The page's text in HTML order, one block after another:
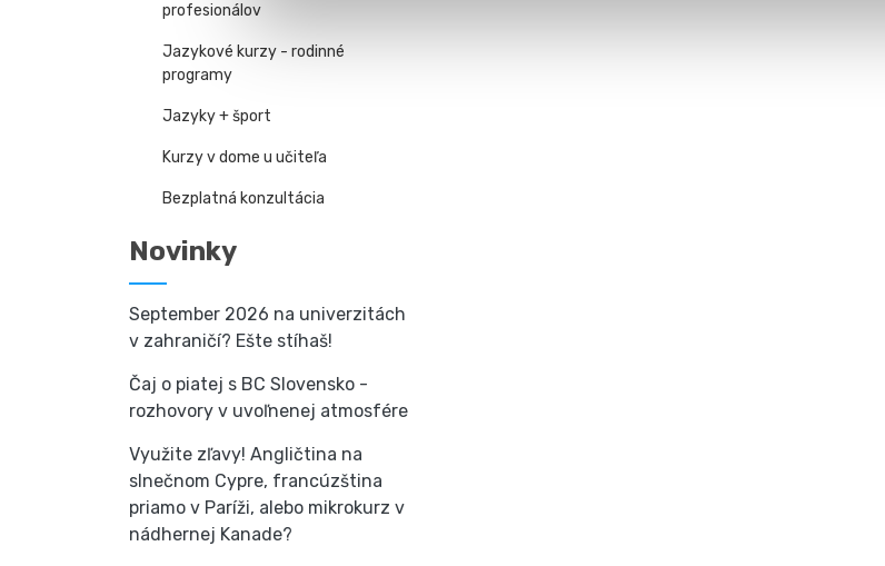
profesionálov
Jazykové kurzy - rodinné
programy
Jazyky + šport
Kurzy v dome u učiteľa
Bezplatná konzultácia
Novinky
September 2026 na univerzitách
v zahraničí? Ešte stíhaš!
Čaj o piatej s BC Slovensko -
rozhovory v uvoľnenej atmosfére
Využite zľavy! Angličtina na
slnečnom Cypre, francúzština
priamo v Paríži, alebo mikrokurz v
nádhernej Kanade?